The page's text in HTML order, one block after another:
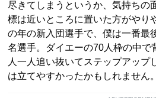
尽きてしまうというか、気持ちの
標は近いところに置いた方がやり
の年の新入団選手で、僕は一番最
名選手。ダイエーの70人枠の中で
人一人追い抜いてステップアップ
は立てやすかったかもしれません。